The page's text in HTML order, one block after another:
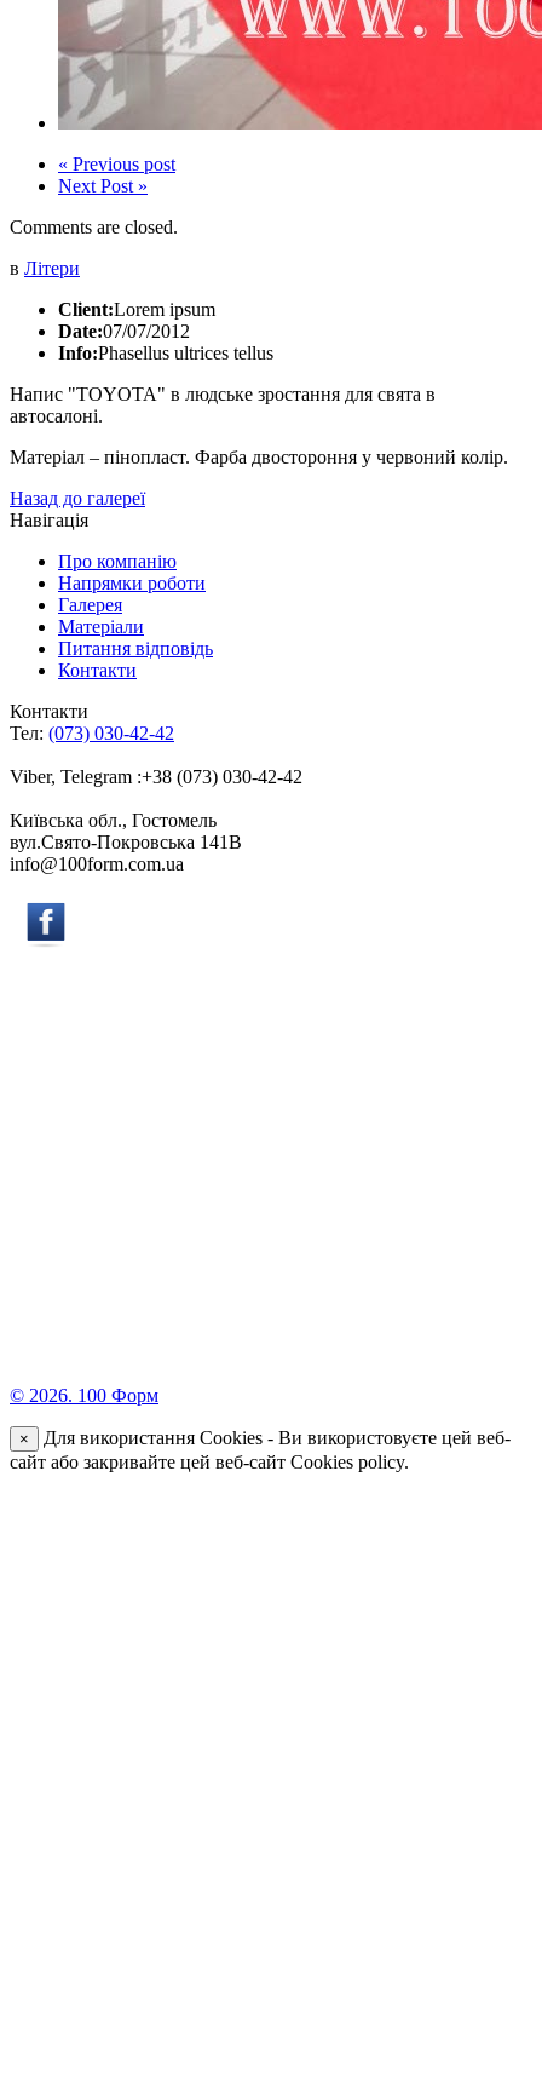
« Previous post
Next Post »
Comments are closed.
в Літери
Client:Lorem ipsum
Date:07/07/2012
Info:Phasellus ultrices tellus
Напис "TOYOTA" в людське зростання для свята в
автосалоні.
Матеріал – пінопласт. Фарба двостороння у червоний колір.
Назад до галереї
Навігація
Про компанію
Напрямки роботи
Галерея
Матеріали
Питання відповідь
Контакти
Контакти
Тел: (073) 030-42-42
Viber, Telegram :+38 (073) 030-42-42
Київська обл., Гостомель
вул.Свято-Покровська 141B
info@100form.com.ua
© 2026. 100 Форм
×
Для використання Cookies - Ви використовуєте цей веб-
сайт або закривайте цей веб-сайт Cookies policy.